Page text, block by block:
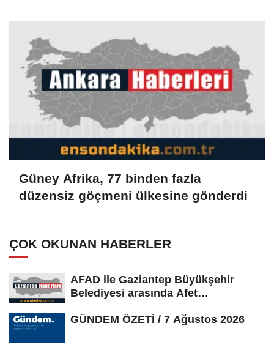
Güney Afrika, 77 binden fazla
düzensiz göçmeni ülkesine gönderdi
ÇOK OKUNAN HABERLER
AFAD ile Gaziantep Büyükşehir
Belediyesi arasında Afet
GÜNDEM ÖZETİ / 7 Ağustos 2026